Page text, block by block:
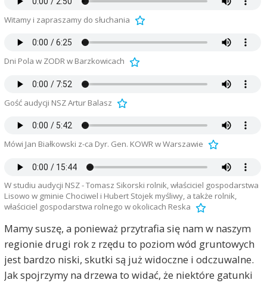
Witamy i zapraszamy do słuchania
Dni Pola w ZODR w Barzkowicach
Gość audycji NSZ Artur Balasz
Mówi Jan Białkowski z-ca Dyr. Gen. KOWR w Warszawie
W studiu audycji NSZ - Tomasz Sikorski rolnik, właściciel gospodarstwa
Lisowo w gminie Chociwel i Hubert Stojek myśliwy, a także rolnik,
właściciel gospodarstwa rolnego w okolicach Reska
Mamy suszę, a ponieważ przytrafia się nam w naszym
regionie drugi rok z rzędu to poziom wód gruntowych
jest bardzo niski, skutki są już widoczne i odczuwalne.
Jak spojrzymy na drzewa to widać, że niektóre gatunki